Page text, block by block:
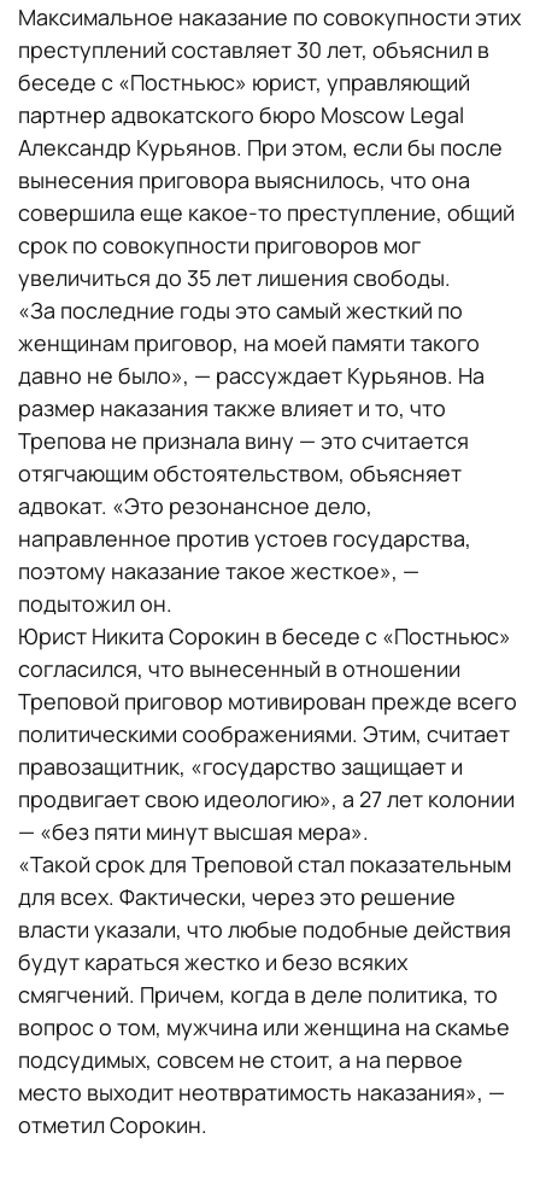
Максимальное наказание по совокупности этих
преступлений составляет 30 лет, объяснил в
беседе с «Постньюс» юрист, управляющий
партнер адвокатского бюро Moscow Legal
Александр Курьянов. При этом, если бы после
вынесения приговора выяснилось, что она
совершила еще какое-то преступление, общий
срок по совокупности приговоров мог
увеличиться до 35 лет лишения свободы.
«За последние годы это самый жесткий по
женщинам приговор, на моей памяти такого
давно не было», — рассуждает Курьянов. На
размер наказания также влияет и то, что
Трепова не признала вину — это считается
отягчающим обстоятельством, объясняет
адвокат. «Это резонансное дело,
направленное против устоев государства,
поэтому наказание такое жесткое», —
подытожил он.
Юрист Никита Сорокин в беседе с «Постньюс»
согласился, что вынесенный в отношении
Треповой приговор мотивирован прежде всего
политическими соображениями. Этим, считает
правозащитник, «государство защищает и
продвигает свою идеологию», а 27 лет колонии
— «без пяти минут высшая мера».
«Такой срок для Треповой стал показательным
для всех. Фактически, через это решение
власти указали, что любые подобные действия
будут караться жестко и безо всяких
смягчений. Причем, когда в деле политика, то
вопрос о том, мужчина или женщина на скамье
подсудимых, совсем не стоит, а на первое
место выходит неотвратимость наказания», —
отметил Сорокин.